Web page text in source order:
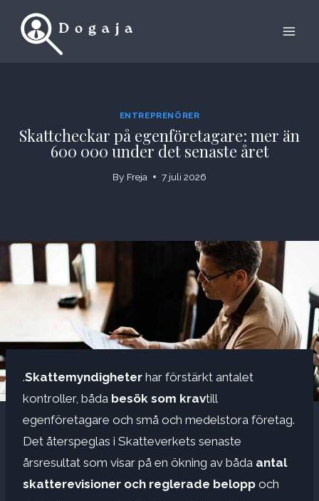
ENTREPRENÖRER
Skattcheckar på egenföretagare: mer än
600 000 under det senaste året
By Freja 7 juli 2026
.Skattemyndigheter har förstärkt antalet
kontroller, båda besök som kravtill
egenföretagare och små och medelstora företag.
Det återspeglas i Skatteverkets senaste
årsresultat som visar på en ökning av båda antal
skatterevisioner och reglerade belopp och